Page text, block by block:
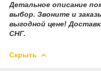
Детальное описание
выбор. Звоните и
выгодной цене!
СНГ.
Скрыть